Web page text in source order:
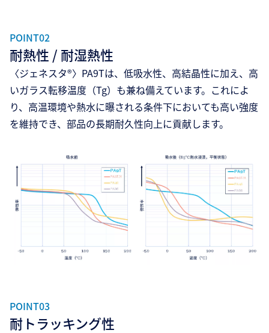
POINT02
耐熱性 / 耐湿熱性
〈ジェネスタ®〉PA9Tは、低吸水性、高結晶性に加え、高
いガラス転移温度（Tg）も兼ね備えています。これによ
り、高温環境や熱水に曝される条件下においても高い強度
を維持でき、部品の長期耐久性向上に貢献します。
POINT03
耐トラッキング性